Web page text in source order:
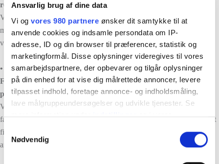
Ansvarlig brug af dine data
Vi og vores 980 partnere ønsker dit samtykke til at
anvende cookies og indsamle persondata om IP-
adresse, ID og din browser til præferencer, statistik og
marketingformål. Disse oplysninger videregives til vores
samarbejdspartnere, der opbevarer og tilgår oplysninger
på din enhed for at vise dig målrettede annoncer, levere
tilpasset indhold, foretage annonce- og indholdsmåling,
lave målgruppeundersøgelser og udvikle tjenester. Se
mere information underindstillingerog i vores
tilbage eller ændre indstillinger fra vores
"Cookiedeklaration", eller ved at trykke på "Privacy
S
Nødvendig
rettigheder og muligheder.
Vi vil forsat arbejde for diversitet i vores sammensætning af
medarbejdere på byggepladser, i vores administration, i ledelsen og på
vores byggepladser
• Verdensmål nr. 8
Fremme vedvarende, inklusiv og bæredygtig vækst, fuld og
produktiv beskæftigelse samt anstændigt arbejde til alle.
Vi vil stå på mål for, at alle vore ansatte til stadighed får tilført de
faglige og personlige kompetencer der gør, at de har muligheden for at
finde varig beskæftigelse hos os eller i branchen, ligesom vi fortsat vil
ansætte sårbare unge fra lokalsamfundet, flexjobbere og praktikanter